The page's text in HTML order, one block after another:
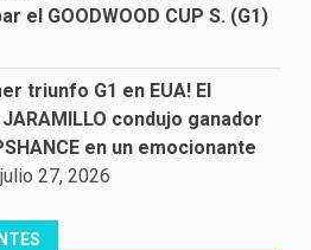
el GOODWOOD CUP S. (G1)
triunfo G1 en EUA! El
condujo ganador
en un emocionante
julio 27, 2026